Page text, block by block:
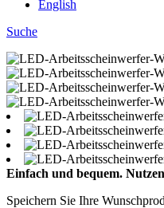
English
Suche
Einfach und bequem.
Speichern Sie Ihre